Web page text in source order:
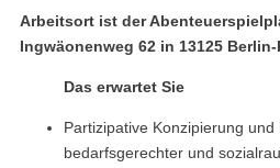
Arbeitsort ist der
Ingwäonenweg 62 in 13125 Berlin-
Das erwartet Sie
Partizipative Konzipierung und
bedarfsgerechter und